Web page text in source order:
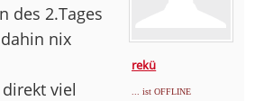
rekü
... ist OFFLINE
des 2.Tages
nix
viel